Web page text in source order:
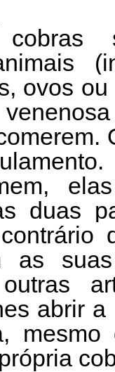
ovos
duas
as
outras
abrir
mesmo